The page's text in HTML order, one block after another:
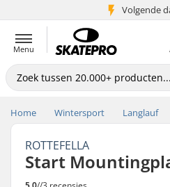
Volgende
5+ mln.
Menu
Home Wintersport Langlauf
ROTTEFELLA
Start